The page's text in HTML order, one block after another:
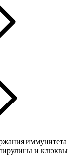
иммунитета
и клюквы